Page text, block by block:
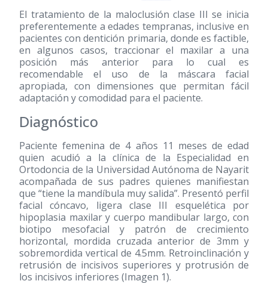
El tratamiento de la maloclusión clase III se inicia
preferentemente a edades tempranas, inclusive en
pacientes con dentición primaria, donde es factible,
en algunos casos, traccionar el maxilar a una
posición más anterior para lo cual es
recomendable el uso de la máscara facial
apropiada, con dimensiones que permitan fácil
adaptación y comodidad para el paciente.
Diagnóstico
Paciente femenina de 4 años 11 meses de edad
quien acudió a la clínica de la Especialidad en
Ortodoncia de la Universidad Autónoma de Nayarit
acompañada de sus padres quienes manifiestan
que “tiene la mandíbula muy salida”. Presentó perfil
facial cóncavo, ligera clase III esquelética por
hipoplasia maxilar y cuerpo mandibular largo, con
biotipo mesofacial y patrón de crecimiento
horizontal, mordida cruzada anterior de 3mm y
sobremordida vertical de 4.5mm. Retroinclinación y
retrusión de incisivos superiores y protrusión de
los incisivos inferiores (Imagen 1).